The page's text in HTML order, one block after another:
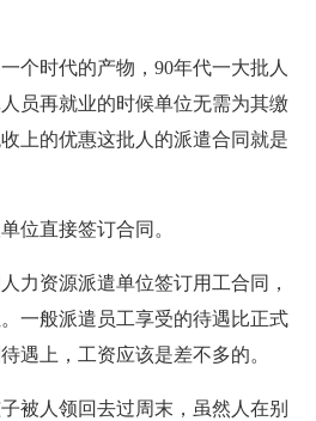
个时代的产物，90年代一大批人
员再就业的时候单位无需为其缴
上的优惠这批人的派遣合同就是
位直接签订合同。
力资源派遣单位签订用工合同，
一般派遣员工享受的待遇比正式
遇上，工资应该是差不多的。
被人领回去过周末，虽然人在别